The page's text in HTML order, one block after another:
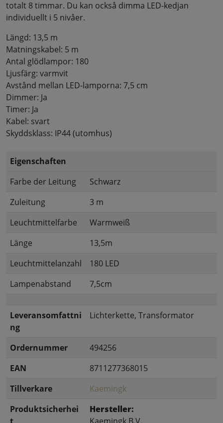
totalt 8 timmar. Du kan också dimma LED-kedjan
individuellt i 5 nivåer.
Längd: 13,5 m
Matningskabel: 5 m
Antal glödlampor: 180
Ljusfärg: varmvit
Avstånd mellan LED-lamporna: 7,5 cm
Dimmer: Ja
Timer: Ja
Kabel: svart
Skyddsklass: IP44 (utomhus)
Eigenschaften
Farbe der Leitung
Schwarz
Zuleitung
3 m
Leuchtmittelfarbe
Warmweiß
Länge
13,5m
Leuchtmittelanzahl
180 LED
Lampenabstand
7,5cm
Leveransomfattni
ng
Lichterkette, Transformator
Ordernummer
494256
EAN
8711277368015
Tillverkare
Kaemingk
Produktsicherhei
Hersteller: